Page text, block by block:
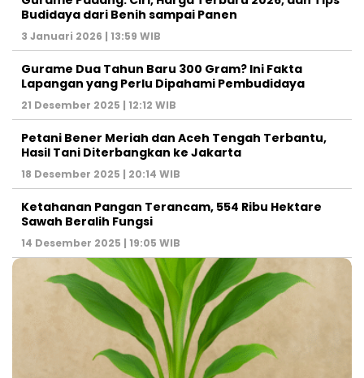
Budidaya dari Benih sampai Panen
3 Januari 2026 | 13:59 WIB
Gurame Dua Tahun Baru 300 Gram? Ini Fakta
Lapangan yang Perlu Dipahami Pembudidaya
21 Desember 2025 | 12:12 WIB
Petani Bener Meriah dan Aceh Tengah Terbantu,
Hasil Tani Diterbangkan ke Jakarta
18 Desember 2025 | 20:14 WIB
Ketahanan Pangan Terancam, 554 Ribu Hektare
Sawah Beralih Fungsi
14 Desember 2025 | 19:05 WIB